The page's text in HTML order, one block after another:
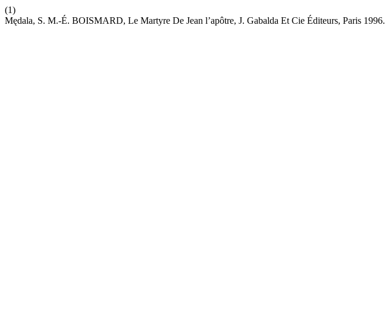
(1)
Mędala, S. M.-É. BOISMARD, Le Martyre De Jean l’apôtre, J. Gabalda Et Cie Éditeurs, Paris 1996.